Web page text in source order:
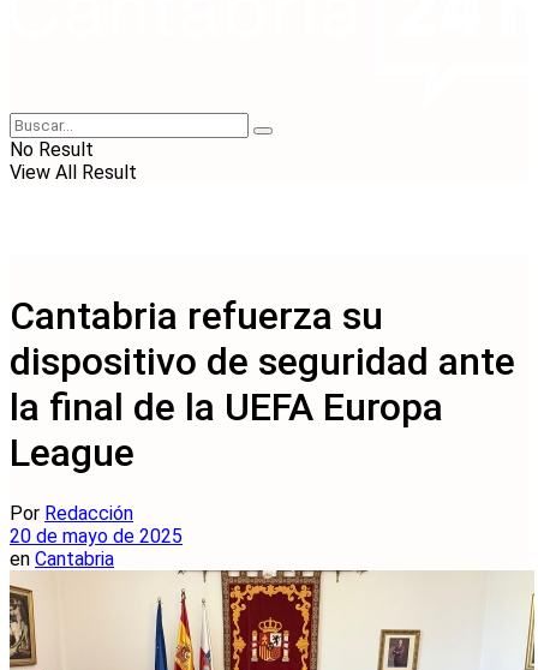
No Result
View All Result
Cantabria refuerza su
dispositivo de seguridad ante
la final de la UEFA Europa
League
Por Redacción
20 de mayo de 2025
en Cantabria